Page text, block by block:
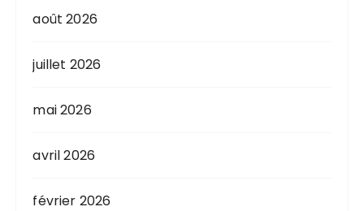
août 2026
juillet 2026
mai 2026
avril 2026
février 2026